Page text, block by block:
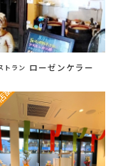
トラン ローゼンケラー
舗